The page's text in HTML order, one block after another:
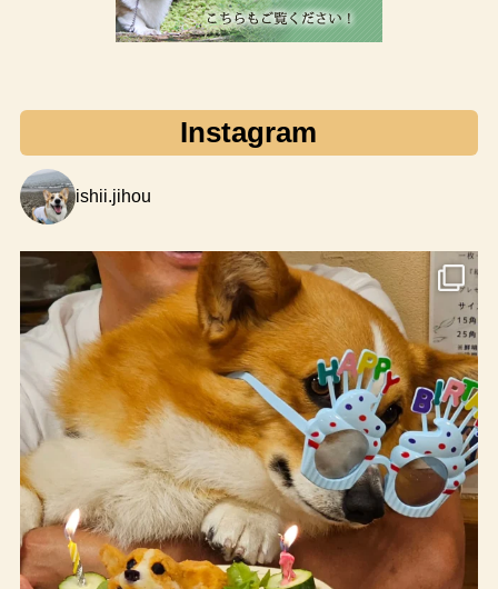
Instagram
ishii.jihou